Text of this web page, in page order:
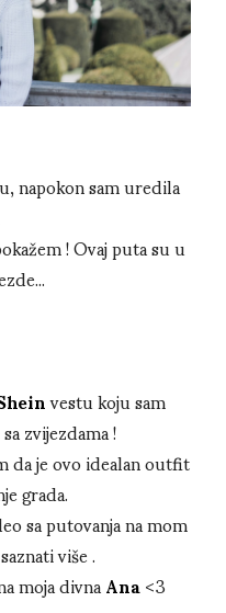
napokon sam uredila
! Ovaj puta su u
vestu koju sam
zvijezdama !
da je ovo idealan outfit
grada.
sa putovanja na mom
više .
moja divnaAna<3